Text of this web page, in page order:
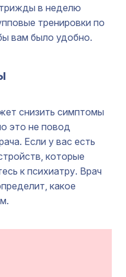
в неделю
тренировки по
вам было удобно.
снизить симптомы
это не повод
Если у вас есть
которые
к психиатру. Врач
какое